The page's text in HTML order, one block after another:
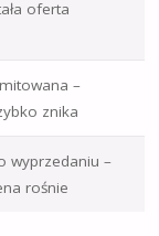
oferta
–
znika
wyprzedaniu –
rośnie